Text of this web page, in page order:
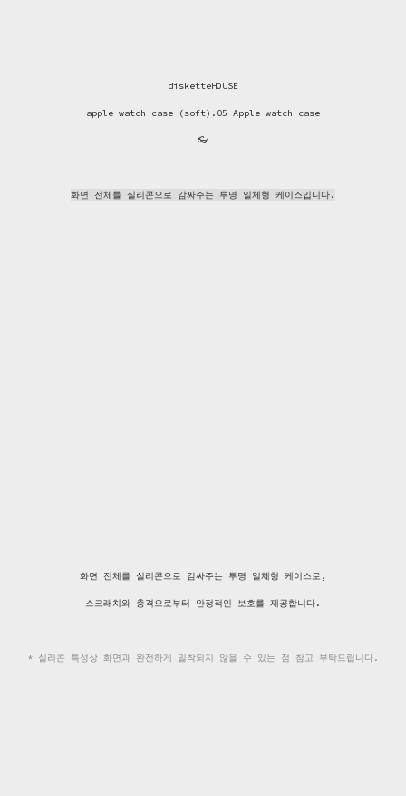
disketteHOUSE
apple watch case (soft).05 Apple watch case
👓
화면 전체를 실리콘으로 감싸주는 투명 일체형 케이스입니다.
화면 전체를 실리콘으로 감싸주는 투명 일체형 케이스로,
스크래치와 충격으로부터 안정적인 보호를 제공합니다.
* 실리콘 특성상 화면과 완전하게 밀착되지 않을 수 있는 점 참고 부탁드립니다.